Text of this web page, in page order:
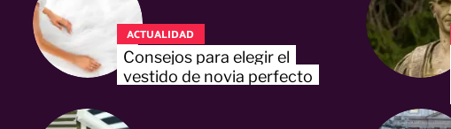
ACTUALIDAD
Consejos para elegir el
vestido de novia perfecto